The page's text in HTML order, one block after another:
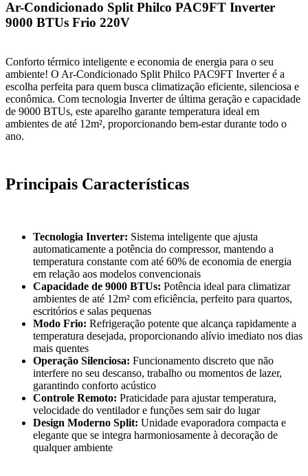
Ar-Condicionado Split Philco PAC9FT Inverter
9000 BTUs Frio 220V
Conforto térmico inteligente e economia de energia para o seu
ambiente! O Ar-Condicionado Split Philco PAC9FT Inverter é a
escolha perfeita para quem busca climatização eficiente, silenciosa e
econômica. Com tecnologia Inverter de última geração e capacidade
de 9000 BTUs, este aparelho garante temperatura ideal em
ambientes de até 12m², proporcionando bem-estar durante todo o
ano.
Principais Características
Tecnologia Inverter: Sistema inteligente que ajusta
automaticamente a potência do compressor, mantendo a
temperatura constante com até 60% de economia de energia
em relação aos modelos convencionais
Capacidade de 9000 BTUs: Potência ideal para climatizar
ambientes de até 12m² com eficiência, perfeito para quartos,
escritórios e salas pequenas
Modo Frio: Refrigeração potente que alcança rapidamente a
temperatura desejada, proporcionando alívio imediato nos dias
mais quentes
Operação Silenciosa: Funcionamento discreto que não
interfere no seu descanso, trabalho ou momentos de lazer,
garantindo conforto acústico
Controle Remoto: Praticidade para ajustar temperatura,
velocidade do ventilador e funções sem sair do lugar
Design Moderno Split: Unidade evaporadora compacta e
elegante que se integra harmoniosamente à decoração de
qualquer ambiente